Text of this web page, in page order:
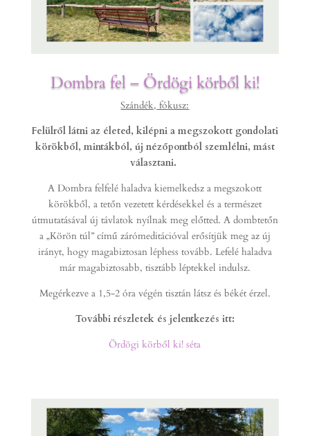
Dombra fel – Ördögi körből ki!
Szándék, fókusz:
Felülről látni az életed, kilépni a megszokott gondolati
körökből, mintákból, új nézőpontból szemlélni, mást
választani.
A Dombra felfelé haladva kiemelkedsz a megszokott
körökből, a tetőn vezetett kérdésekkel és a természet
útmutatásával új távlatok nyílnak meg előtted. A dombtetőn
a „Körön túl” című zárómeditációval erősítjük meg az új
irányt, hogy magabiztosan léphess tovább. Lefelé haladva
már magabiztosabb, tisztább léptekkel indulsz.
Megérkezve a 1,5-2 óra végén tisztán látsz és békét érzel.
További részletek és jelentkezés itt:
Ördögi körből ki! séta